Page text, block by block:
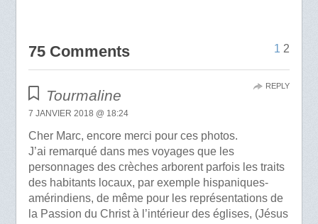
75 Comments 1 2
Tourmaline
7 JANVIER 2018 @ 18:24
Cher Marc, encore merci pour ces photos.
J’ai remarqué dans mes voyages que les
personnages des crèches arborent parfois les traits
des habitants locaux, par exemple hispaniques-
amérindiens, de même pour les représentations de
la Passion du Christ à l’intérieur des églises, (Jésus
REPLY